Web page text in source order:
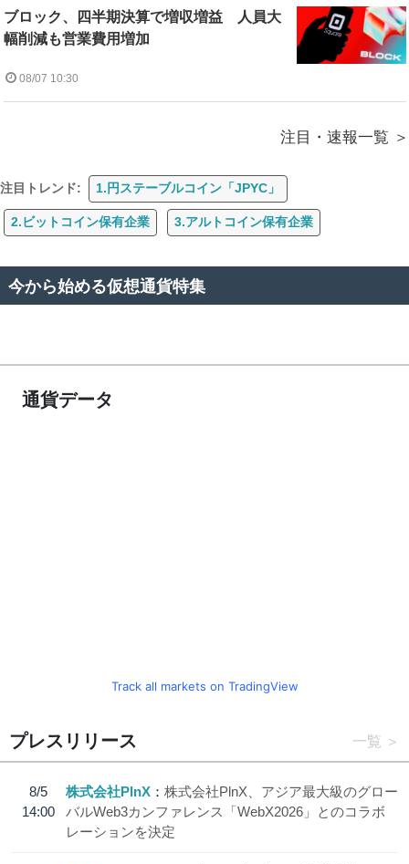
ブロック、四半期決算で増収増益 人員大
幅削減も営業費用増加
08/07 10:30
注目・速報一覧
注目トレンド: 1.円ステーブルコイン「JPYC」
2.ビットコイン保有企業 3.アルトコイン保有企業
今から始める仮想通貨特集
通貨データ
Track all markets on TradingView
プレスリリース 一覧
8/5
14:00
株式会社PlnX
株式会社PlnX、アジア最大級のグロー
バルWeb3カンファレンス「WebX2026」とのコラボ
レーションを決定